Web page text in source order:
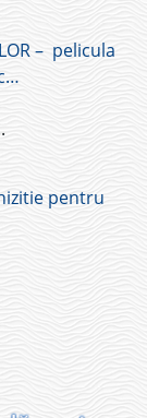
– pelicula
pentru